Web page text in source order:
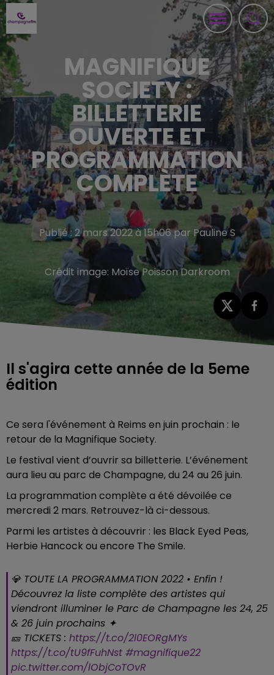
MAGNIFIQUE
SOCIETY :
BILLETTERIE
OUVERTE ET
PROGRAMMATION
COMPLÈTE
Publié : 2 mars 2022 à 15h06 par Pauline S
Crédit image: Moïse Poisson Darkroom
Il s'agira cette année de la 5eme
édition
Ce sera l'événement à Reims en juin prochain : le
retour de la Magnifique Society.
Le festival vient d’ouvrir sa billetterie. L’événement
aura lieu au parc de Champagne, du 24 au 26 juin.
La programmation complète a été dévoilée ce
mercredi 2 mars. Retrouvez-là ci-dessous.
Parmi les artistes à découvrir : les Black Eyed Peas,
Herbie Hancock ou encore The Smile.
💎 TOUTE LA PROGRAMMATION 2022 • Enfin !
Découvrez la liste complète des artistes qui
viendront illuminer le Parc de Champagne les 24, 25
& 26 juin prochains ✦
🎫 TICKETS : https://t.co/2l0EORgMYs
https://t.co/tU9fFuhNst #magnifique22
pic.twitter.com/lObjCoTOvR